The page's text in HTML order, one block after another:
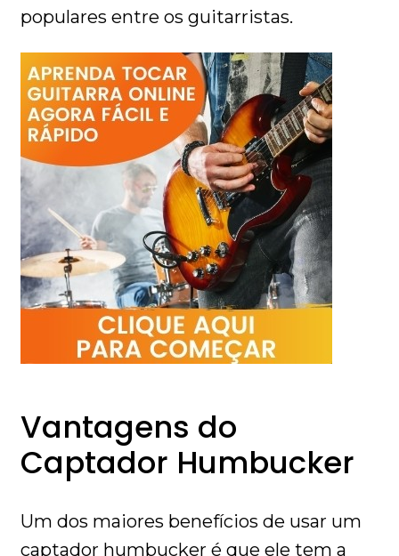
populares entre os guitarristas.
Vantagens do
Captador Humbucker
Um dos maiores benefícios de usar um
captador humbucker é que ele tem a